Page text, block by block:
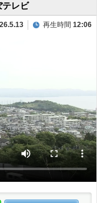
テレビ
再生時間 12:06